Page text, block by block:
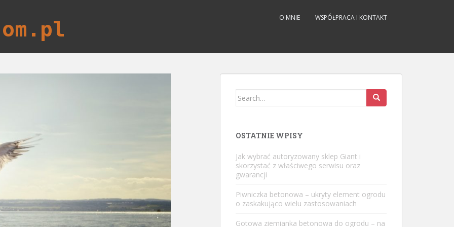
O MNIE WSPÓŁPRACA I KONTAKT
Search
OSTATNIE WPISY
Jak wybrać autoryzowany sklep Giant i
skorzystać z właściwego serwisu oraz
gwarancji
Piwniczka betonowa – ukryty element ogrodu
o zaskakująco wielu zastosowaniach
Gotowa ziemianka betonowa do ogrodu – na